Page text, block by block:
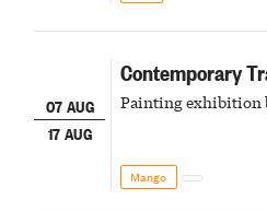
07 AUG
17 AUG
Contemporary
Painting exhibition
Mango